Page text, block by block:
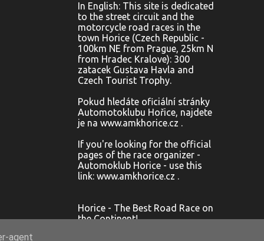
dubna
4
2012
května
3
dubna
2011
37
listopadu
října
600,1000(crash) Hořice 2011
In English: This site is dedicated
to the street circuit and the
motorcycle road races in the
town Horice (Czech Republic -
100km NE from Prague, 25km N
from Hradec Kralove): 300
zatacek Gustava Havla and
Czech Tourist Trophy.
Pokud hledáte oficiální stránky
Automotoklubu Hořice, najdete
je na www.amkhorice.cz .
If you're looking for the official
pages of the race organizer -
Automoklub Horice - use this
link: www.amkhorice.cz .
Horice - The Best Road Race on
the Continent!
agent